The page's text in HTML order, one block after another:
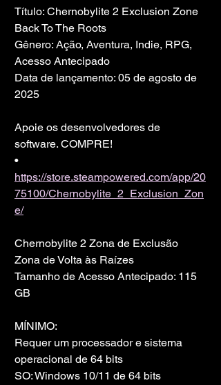
Título: Chernobylite 2 Exclusion Zone
Back To The Roots
Gênero: Ação, Aventura, Indie, RPG,
Acesso Antecipado
Data de lançamento: 05 de agosto de
2025
Apoie os desenvolvedores de
software. COMPRE!
•
https://store.steampowered.com/app/20
75100/Chernobylite_2_Exclusion_Zon
e/
Chernobylite 2 Zona de Exclusão
Zona de Volta às Raízes
Tamanho de Acesso Antecipado: 115
GB
MÍNIMO:
Requer um processador e sistema
operacional de 64 bits
SO: Windows 10/11 de 64 bits